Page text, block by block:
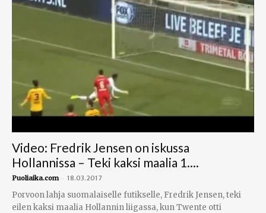
Video: Fredrik Jensen on iskussa
Hollannissa – Teki kaksi maalia 1....
Puoliaika.com - 18.03.2017
Porvoon lahja suomalaiselle futikselle, Fredrik Jensen, teki
eilen kaksi maalia Hollannin liigassa, kun Twente otti